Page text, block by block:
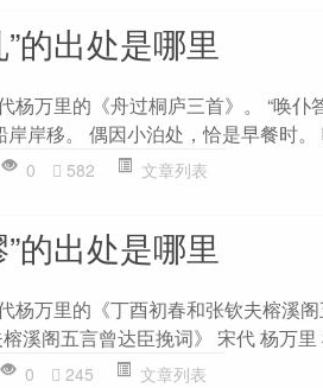
的出处是哪里
杨万里的《舟过桐庐三首》。 “唤
岸移。 偶因小泊处，恰是早餐时。
0 582 文章列表
的出处是哪里
杨万里的《丁酉初春和张钦夫榕溪
榕溪阁五言曾达臣挽词》 宋代 杨万里
0 245 文章列表